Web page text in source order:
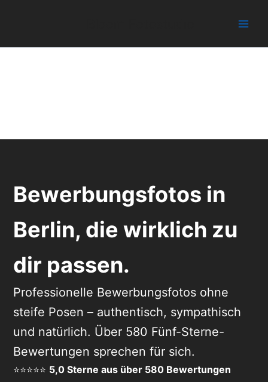
Bewerbungsfotos in
Berlin, die wirklich zu
dir passen.
Professionelle Bewerbungsfotos ohne
steife Posen – authentisch, sympathisch
und natürlich. Über 580 Fünf-Sterne-
Bewertungen sprechen für sich.
⭐️⭐️⭐️⭐️⭐️ 5,0 Sterne aus über 580 Bewertungen